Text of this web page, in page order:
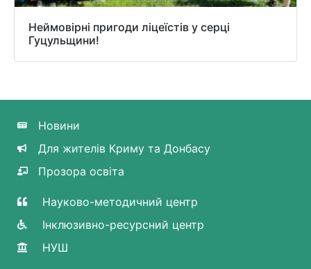
Неймовірні пригоди ліцеїстів у серці
Гуцульщини!
Новини
Для жителів Криму та Донбасу
Прозора освіта
Науково-методичний центр
Інклюзивно-ресурсний центр
НУШ